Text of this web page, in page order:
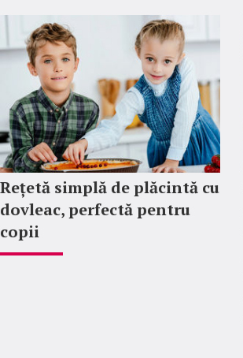
Rețetă simplă de plăcintă cu
dovleac, perfectă pentru
copii